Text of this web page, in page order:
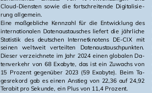
Cloud-Diens­ten sowie die fort­schrei­ten­de Di­gi­ta­li­sie­
rung all­ge­mein.
Eine ma­ß­geb­li­che Kenn­zahl für die Ent­wick­lung des
in­ter­na­tio­na­len Da­ten­aus­tau­sches lie­fert die jähr­li­che
Sta­tis­tik des deut­schen In­ter­net­kno­tens DE-CIX mit
sei­nen welt­weit ver­teil­ten Da­ten­aus­tausch­punk­ten.
Die­ser ver­zeich­ne­te im Jahr 2024 einen glo­ba­len Da­
ten­ver­kehr von 68 Exa­byte, das ist ein Zu­wachs von
15 Pro­zent ge­gen­über 2023 (59 Exa­byte). Beim Ta­
ges­re­kord gab es einen An­stieg von 22,36 auf 24,92
Te­ra­bit pro Se­kun­de, ein Plus von 11,4 Pro­zent.